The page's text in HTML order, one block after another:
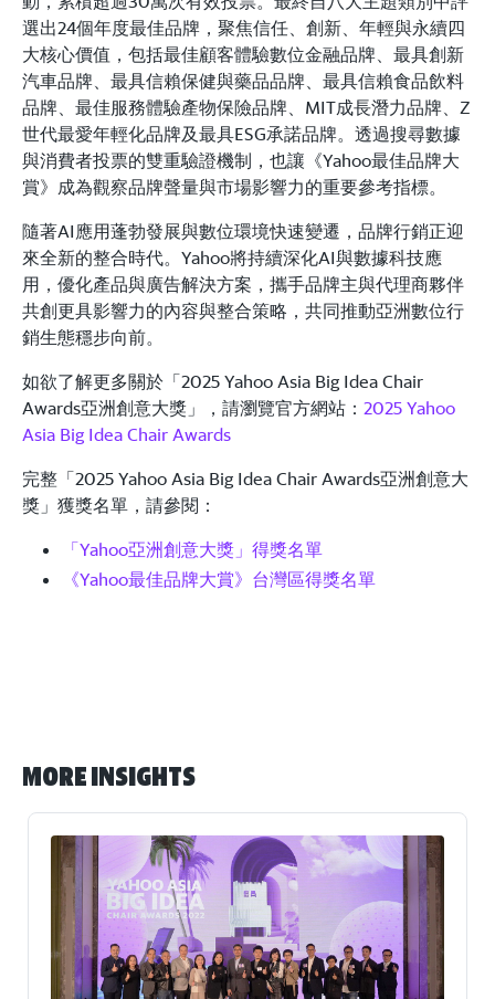
選出24個年度最佳品牌，聚焦信任、創新、年輕與永續四
大核心價值，包括最佳顧客體驗數位金融品牌、最具創新
汽車品牌、最具信賴保健與藥品品牌、最具信賴食品飲料
品牌、最佳服務體驗產物保險品牌、MIT成長潛力品牌、Z
世代最愛年輕化品牌及最具ESG承諾品牌。透過搜尋數據
與消費者投票的雙重驗證機制，也讓《Yahoo最佳品牌大
賞》成為觀察品牌聲量與市場影響力的重要參考指標。
隨著AI應用蓬勃發展與數位環境快速變遷，品牌行銷正迎
來全新的整合時代。Yahoo將持續深化AI與數據科技應
用，優化產品與廣告解決方案，攜手品牌主與代理商夥伴
共創更具影響力的內容與整合策略，共同推動亞洲數位行
銷生態穩步向前。
如欲了解更多關於「2025 Yahoo Asia Big Idea Chair
Awards亞洲創意大獎」，請瀏覽官方網站： 2025 Yahoo
Asia Big Idea Chair Awards
完整「2025 Yahoo Asia Big Idea Chair Awards亞洲創意大
獎」獲獎名單，請參閱：
「Yahoo亞洲創意大獎」得獎名單
《Yahoo最佳品牌大賞》台灣區得獎名單
More Insights